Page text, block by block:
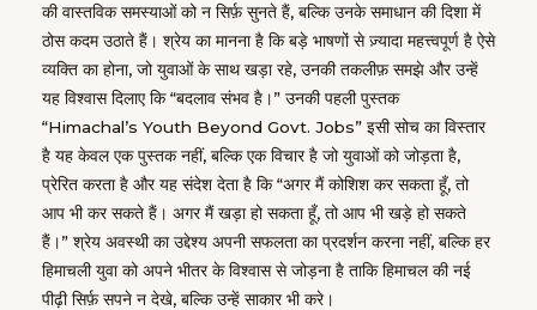
की वास्तविक समस्याओं को न सिर्फ़ सुनते हैं, बल्कि उनके समाधान की दिशा में
ठोस कदम उठाते हैं। श्रेय का मानना है कि बड़े भाषणों से ज़्यादा महत्त्वपूर्ण है ऐसे
व्यक्ति का होना, जो युवाओं के साथ खड़ा रहे, उनकी तकलीफ़ समझे और उन्हें
यह विश्वास दिलाए कि “बदलाव संभव है।” उनकी पहली पुस्तक
“Himachal’s Youth Beyond Govt. Jobs” इसी सोच का विस्तार
है यह केवल एक पुस्तक नहीं, बल्कि एक विचार है जो युवाओं को जोड़ता है,
प्रेरित करता है और यह संदेश देता है कि “अगर मैं कोशिश कर सकता हूँ, तो
आप भी कर सकते हैं। अगर मैं खड़ा हो सकता हूँ, तो आप भी खड़े हो सकते
हैं।” श्रेय अवस्थी का उद्देश्य अपनी सफलता का प्रदर्शन करना नहीं, बल्कि हर
हिमाचली युवा को अपने भीतर के विश्वास से जोड़ना है ताकि हिमाचल की नई
पीढ़ी सिर्फ़ सपने न देखे, बल्कि उन्हें साकार भी करे।